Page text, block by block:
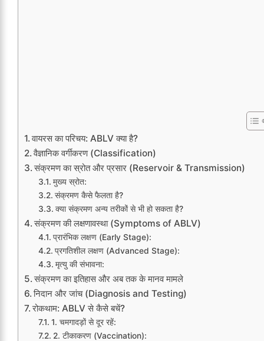
वायरस का परिचय: ABLV क्या है?
वैज्ञानिक वर्गीकरण (Classification)
संक्रमण का स्रोत और प्रसार (Reservoir & Transmission)
मुख्य स्रोत:
संक्रमण कैसे फैलता है?
क्या संक्रमण अन्य तरीकों से भी हो सकता है?
संक्रमण की लक्षणावस्था (Symptoms of ABLV)
प्रारंभिक लक्षण (Early Stage):
प्रगतिशील लक्षण (Advanced Stage):
मृत्यु की संभावना:
संक्रमण का इतिहास और अब तक के मानव मामले
निदान और जांच (Diagnosis and Testing)
रोकथाम: ABLV से कैसे बचें?
1. चमगादड़ों से दूर रहें:
2. टीकाकरण (Vaccination):